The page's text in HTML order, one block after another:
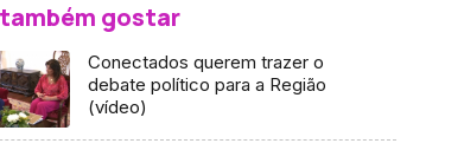
gostar
Conectados querem trazer o
debate político para a Região
(vídeo)